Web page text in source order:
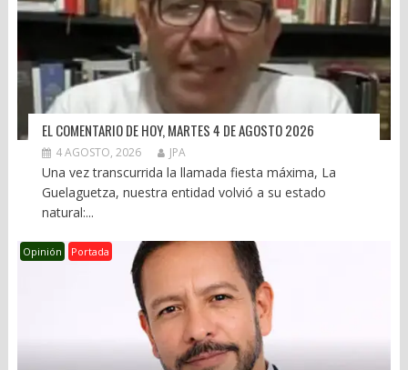
EL COMENTARIO DE HOY, MARTES 4 DE AGOSTO 2026
4 AGOSTO, 2026 JPA
Una vez transcurrida la llamada fiesta máxima, La
Guelaguetza, nuestra entidad volvió a su estado
natural:...
Opinión Portada